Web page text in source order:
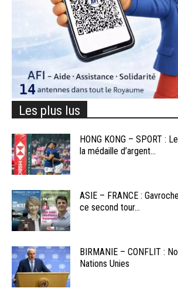
Les plus lus
HONG KONG – SPORT :
la médaille d’argent...
ASIE – FRANCE :
ce second tour...
BIRMANIE – CONFLIT :
Nations Unies